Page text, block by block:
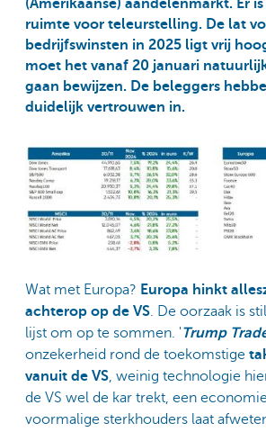
(Amerikaanse) aandelenmarkt. Er
ruimte voor teleurstelling. De lat
bedrijfswinsten in 2025 ligt vrij
moet het vanaf 20 januari
gaan bewijzen. De beleggers
duidelijk vertrouwen in.
Wat met Europa? Europa hinkt
achterop op de VS. De oorzaak is
lijst om op te sommen. 'Trump
onzekerheid rond de toekomstige
vanuit de VS, weinig technologie
de VS wel de kar trekt, een
voormalige sterkhouders laat